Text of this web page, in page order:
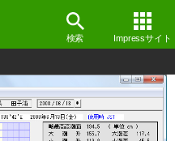
検索 Impressサイト